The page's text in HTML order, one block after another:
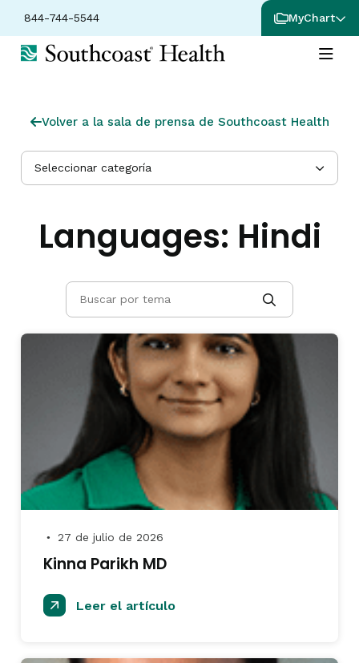
844-744-5544 MyChart
Volver a la sala de prensa de Southcoast Health
Seleccionar categoría
Languages: Hindi
● 27 de julio de 2026
Kinna Parikh MD
Leer el artículo